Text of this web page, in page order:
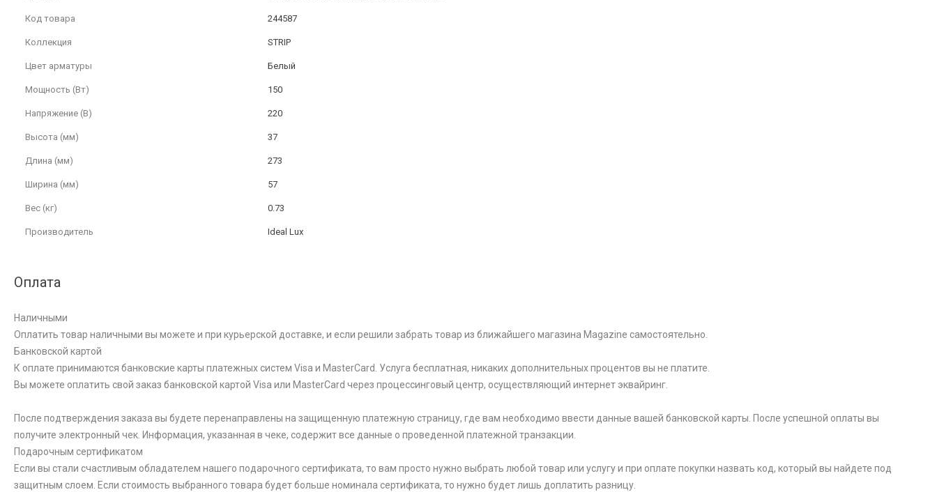
Код товара 244587
Коллекция STRIP
Цвет арматуры Белый
Мощность (Вт) 150
Напряжение (В) 220
Высота (мм) 37
Длина (мм) 273
Ширина (мм) 57
Вес (кг) 0.73
Производитель Ideal Lux
Оплата
Наличными
Оплатить товар наличными вы можете и при курьерской доставке, и если решили забрать товар из ближайшего магазина Magazine самоcтоятельно.
Банковской картой
К оплате принимаются банковские карты платежных систем Visa и MasterCard. Услуга бесплатная, никаких дополнительных процентов вы не платите.
Вы можете оплатить свой заказ банковской картой Visa или MasterCard через процессинговый центр, осуществляющий интернет эквайринг.
После подтверждения заказа вы будете перенаправлены на защищенную платежную страницу, где вам необходимо ввести данные вашей банковской карты. После успешной оплаты вы
получите электронный чек. Информация, указанная в чеке, содержит все данные о проведенной платежной транзакции.
Подарочным сертификатом
Если вы стали счастливым обладателем нашего подарочного сертификата, то вам просто нужно выбрать любой товар или услугу и при оплате покупки назвать код, который вы найдете под
защитным слоем. Если стоимость выбранного товара будет больше номинала сертификата, то нужно будет лишь доплатить разницу.